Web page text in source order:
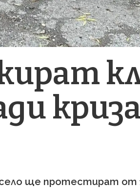
ще протестират от